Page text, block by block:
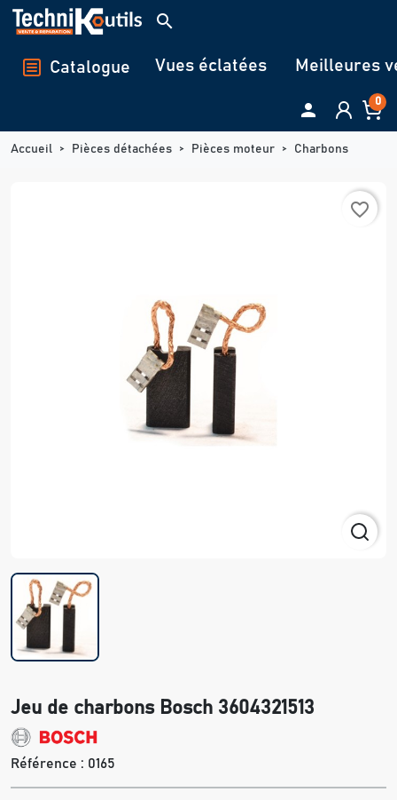
Panneau de gestion des cookies
search
Catalogue Vues éclatées Meilleures
 0
Accueil Pièces détachées Pièces moteur Charbons
favorite_border
Jeu de charbons Bosch 3604321513
Référence : 0165